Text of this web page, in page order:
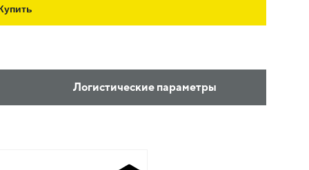
Логистические параметры